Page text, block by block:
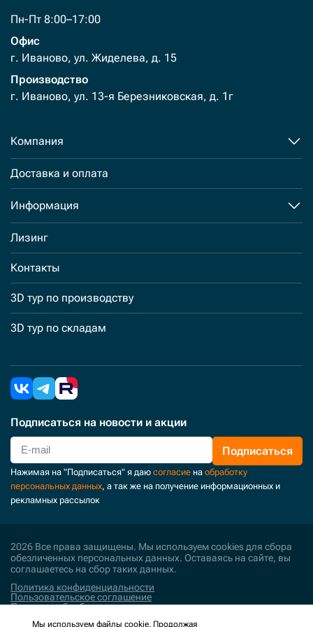
Пн-Пт 8:00–17:00
Офис
г. Иваново, ул. Жиделева, д. 15
Производство
г. Иваново, ул. 13-я Березниковская, д. 1г
Компания
Доставка и оплата
Информация
Лизинг
Контакты
3D тур по производству
3D тур по складам
Подписаться на новости и акции
Подписаться
Нажимая на "Подписаться" я даю согласие на обработку
персональных данных, а так же на получение информационных и
рекламных рассылок
2026 Все права защищены. Мы используем cookies для сбора
обезличенных персональных данных. Оставаясь на сайте, вы
соглашаетесь на сбор таких данных.
Политика конфиденциальности
Пользовательское соглашение
Политика обработки персональных данных
Мы используем файлы cookie. Продолжая